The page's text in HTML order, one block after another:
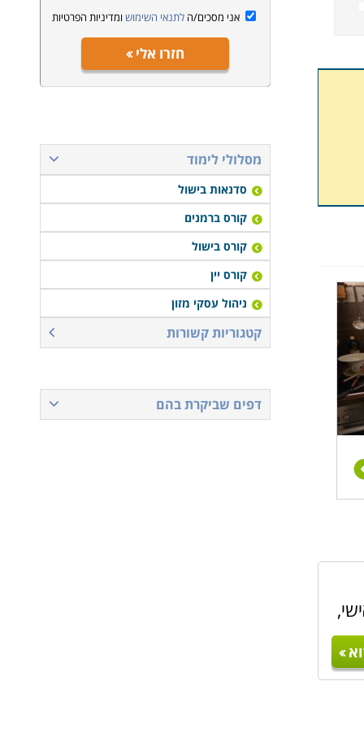
אני מסכים/הלתנאי השימוש ומדיניות הפרטיות
חזרו אלי
מסלולי לימוד
סדנאות בישול
קורס ברמנים
קורס בישול
קורס יין
ניהול עסקי מזון
קטגוריות קשורות
דפים שביקרת בהם